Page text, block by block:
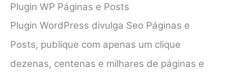
Plugin WP Páginas e Posts
Plugin WordPress divulga Seo Páginas e
Posts, publique com apenas um clique
dezenas, centenas e milhares de páginas e